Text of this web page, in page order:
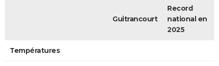
Guitrancourt
Record
national en
2025
Températures